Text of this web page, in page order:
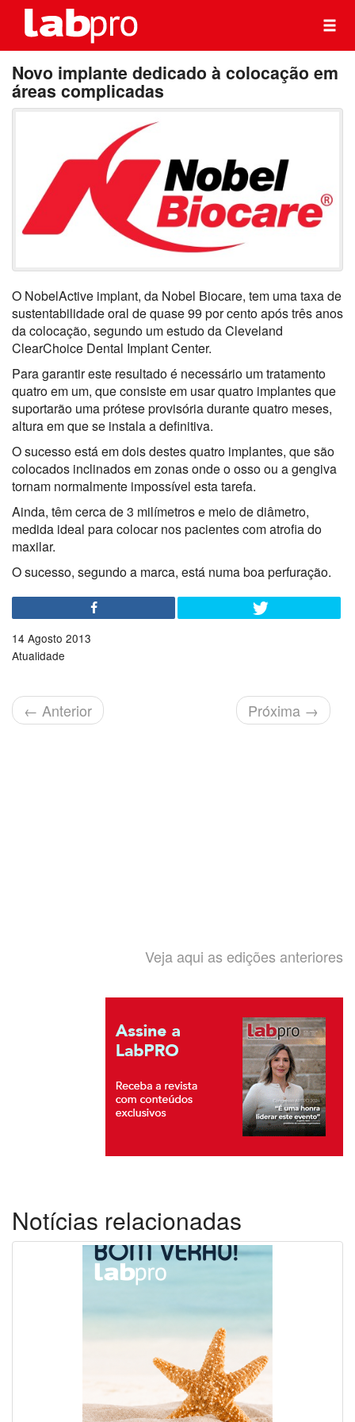
Novo implante dedicado à colocação em
áreas complicadas
O NobelActive implant, da Nobel Biocare, tem uma taxa de
sustentabilidade oral de quase 99 por cento após três anos
da colocação, segundo um estudo da Cleveland
ClearChoice Dental Implant Center.
Para garantir este resultado é necessário um tratamento
quatro em um, que consiste em usar quatro implantes que
suportarão uma prótese provisória durante quatro meses,
altura em que se instala a definitiva.
O sucesso está em dois destes quatro implantes, que são
colocados inclinados em zonas onde o osso ou a gengiva
tornam normalmente impossível esta tarefa.
Ainda, têm cerca de 3 milímetros e meio de diâmetro,
medida ideal para colocar nos pacientes com atrofia do
maxilar.
O sucesso, segundo a marca, está numa boa perfuração.
14 Agosto 2013
Atualidade
← Anterior Próxima →
Veja aqui as edições anteriores
Notícias relacionadas